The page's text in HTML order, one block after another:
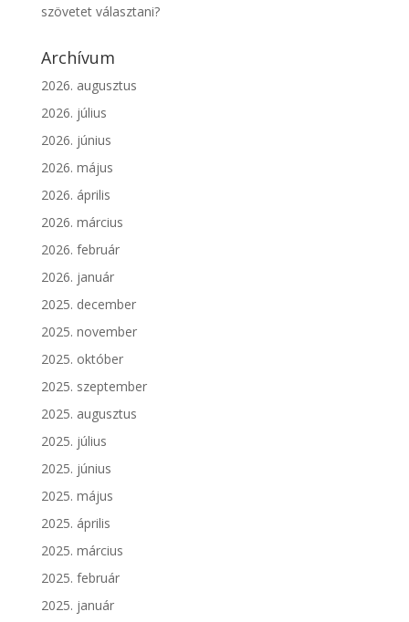
szövetet választani?
Archívum
2026. augusztus
2026. július
2026. június
2026. május
2026. április
2026. március
2026. február
2026. január
2025. december
2025. november
2025. október
2025. szeptember
2025. augusztus
2025. július
2025. június
2025. május
2025. április
2025. március
2025. február
2025. január